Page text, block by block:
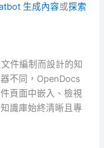
生成內容或探索
件編制而設計的知
不同，OpenDocs
頁面中嵌入、檢視
識庫始終清晰且專